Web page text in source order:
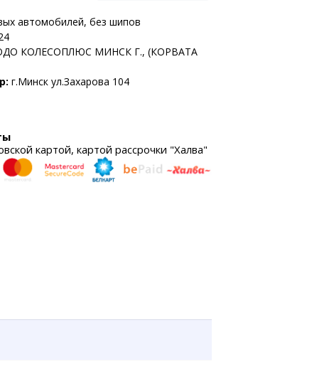
автомобилей, без шипов
КОЛЕСОПЛЮС МИНСК Г., (КОРВАТА
г.Минск ул.Захарова 104
картой, картой рассрочки "Халва"